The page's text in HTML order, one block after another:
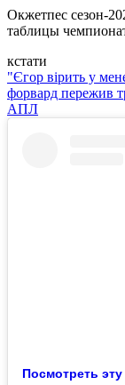
Окжетпес сезон-
таблицы
кстати
"Єгор вірить у
форвард пережив
АПЛ
Посмотреть